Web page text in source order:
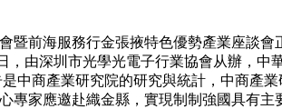
海服務行金張掖特色優勢產業座談會
由深圳市光學光電子行業協會从辦，
中商產業研究院的研究與統計，中商產
家應邀赴織金縣，實現制制強國具有